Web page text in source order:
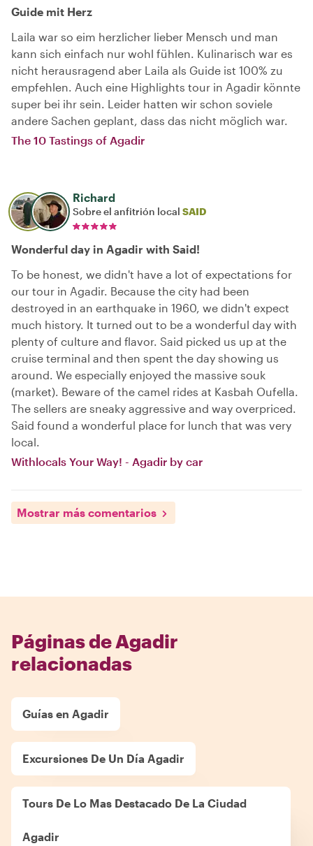
Guide mit Herz
Laila war so eim herzlicher lieber Mensch und man
kann sich einfach nur wohl fühlen. Kulinarisch war es
nicht herausragend aber Laila als Guide ist 100% zu
empfehlen. Auch eine Highlights tour in Agadir könnte
super bei ihr sein. Leider hatten wir schon soviele
andere Sachen geplant, dass das nicht möglich war.
The 10 Tastings of Agadir
Richard
Sobre el anfitrión local SAID
Wonderful day in Agadir with Said!
To be honest, we didn't have a lot of expectations for
our tour in Agadir. Because the city had been
destroyed in an earthquake in 1960, we didn't expect
much history. It turned out to be a wonderful day with
plenty of culture and flavor. Said picked us up at the
cruise terminal and then spent the day showing us
around. We especially enjoyed the massive souk
(market). Beware of the camel rides at Kasbah Oufella.
The sellers are sneaky aggressive and way overpriced.
Said found a wonderful place for lunch that was very
local.
Withlocals Your Way! - Agadir by car
Mostrar más comentarios
Páginas de Agadir
relacionadas
Guías en Agadir
Excursiones De Un Día Agadir
Tours De Lo Mas Destacado De La Ciudad
Agadir